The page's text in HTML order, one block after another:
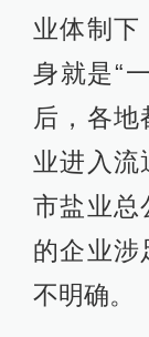
业体制下
身就是“
后，各地
业进入流
市盐业总
的企业涉
不明确。